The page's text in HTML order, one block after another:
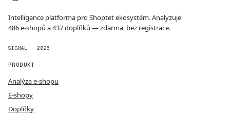
Intelligence platforma pro Shoptet ekosystém. Analyzuje
486 e-shopů a 437 doplňků — zdarma, bez registrace.
SIGNAL · 2026
PRODUKT
Analýza e-shopu
E-shopy
Doplňky